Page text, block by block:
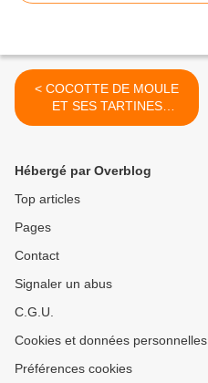
< COCOTTE DE MOULE
ET SES TARTINES
FROMAGE FONDU
Hébergé par Overblog
Top articles
Pages
Contact
Signaler un abus
C.G.U.
Cookies et données personnelles
Préférences cookies